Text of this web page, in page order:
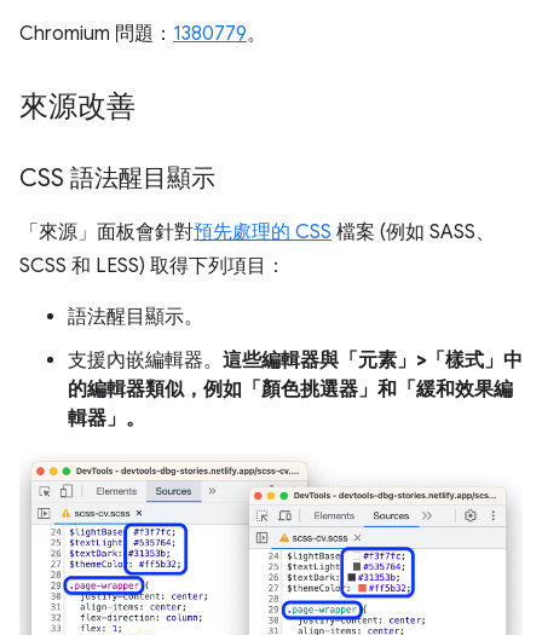
Chromium 問題： 1380779。
來源改善
CSS 語法醒目顯示
「來源」 面板會針對預先處理的 CSS 檔案 (例如 SASS、
SCSS 和 LESS) 取得下列項目：
語法醒目顯示。
支援內嵌編輯器。 這些編輯器與「元素」>「樣式」中
的編輯器類似，例如「顏色挑選器」 和「緩和效果編
輯器」 。